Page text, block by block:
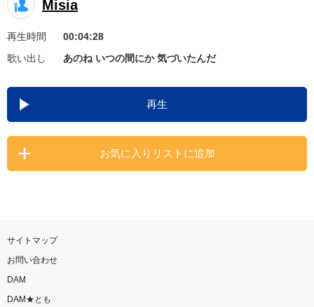
キャンペーン
お知らせ よくあるご質問
DAMの新曲・ランキングなど
カラオケ最新情報をチェック！
Misia
再生時間
00:04:28
歌い出し
あのね いつの間にか 気づいたんだ
再生
お気に入りリストに追加
サイトマップ
お問い合わせ
DAM
DAM★とも